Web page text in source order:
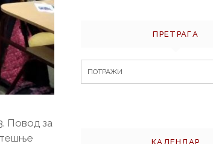
Повод за
тешње
ПРЕТРАГА
Search
for:
КАЛЕНДАР